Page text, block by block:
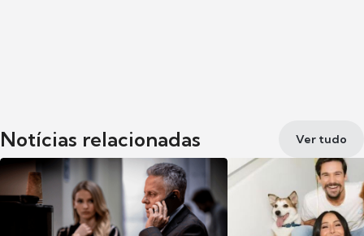
Notícias relacionadas Ver tudo